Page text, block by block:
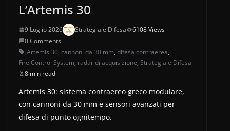
L’Artemis 30
9 Luglio 2026 Strategia e Difesa
6108 Views
0 Comments
Artemis 30, cannoni da 30 mm, difesa contraerea,
Fire Control System, radar di acquisizione, Strategia e Difesa
8 min read
Artemis 30: sistema contraereo greco modulare,
con cannoni da 30 mm e sensori avanzati per
difesa di punto ognitempo.